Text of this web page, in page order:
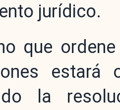
jurídico.
que
la